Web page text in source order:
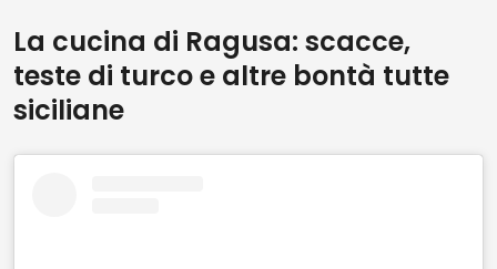
La cucina di Ragusa: scacce,
teste di turco e altre bontà tutte
siciliane